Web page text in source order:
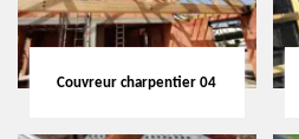
Couvreur charpentier 04